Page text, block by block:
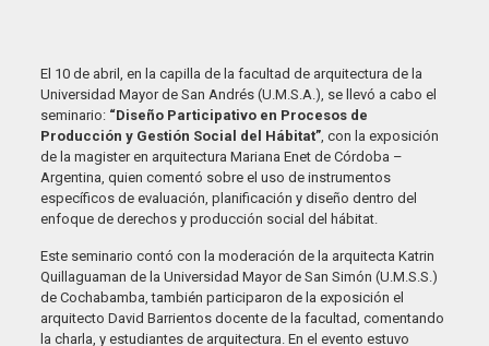
El 10 de abril, en la capilla de la facultad de arquitectura de la
Universidad Mayor de San Andrés (U.M.S.A.), se llevó a cabo el
seminario: “Diseño Participativo en Procesos de
Producción y Gestión Social del Hábitat”, con la exposición
de la magister en arquitectura Mariana Enet de Córdoba –
Argentina, quien comentó sobre el uso de instrumentos
específicos de evaluación, planificación y diseño dentro del
enfoque de derechos y producción social del hábitat.
Este seminario contó con la moderación de la arquitecta Katrin
Quillaguaman de la Universidad Mayor de San Simón (U.M.S.S.)
de Cochabamba, también participaron de la exposición el
arquitecto David Barrientos docente de la facultad, comentando
la charla, y estudiantes de arquitectura. En el evento estuvo